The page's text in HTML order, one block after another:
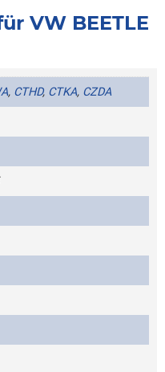
VW BEETLE
, CTHD, CTKA, CZDA